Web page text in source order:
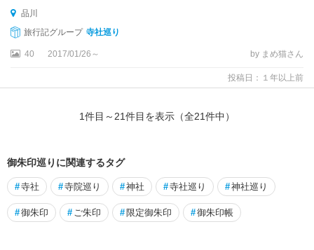
品川
旅行記グループ 寺社巡り
40 2017/01/26～ by まめ猫さん
投稿日：１年以上前
1件目～ 21件目を表示（全21件中）
御朱印巡りに関連するタグ
#寺社 #寺院巡り #神社 #寺社巡り #神社巡り
#御朱印 # ご朱印 # 限定御朱印 #御朱印帳